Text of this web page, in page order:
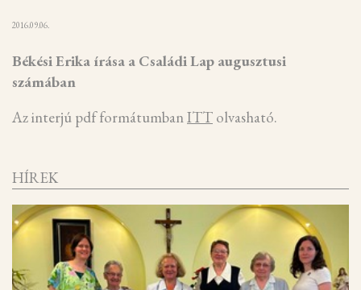
2016.09.06.
Békési Erika írása a Családi Lap augusztusi
számában
Az interjú pdf formátumbanITT olvasható.
HÍREK